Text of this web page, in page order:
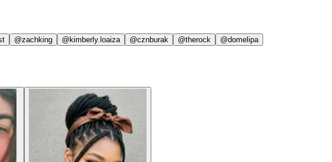
@zachking @kimberly.loaiza @cznburak @therock @domelipa